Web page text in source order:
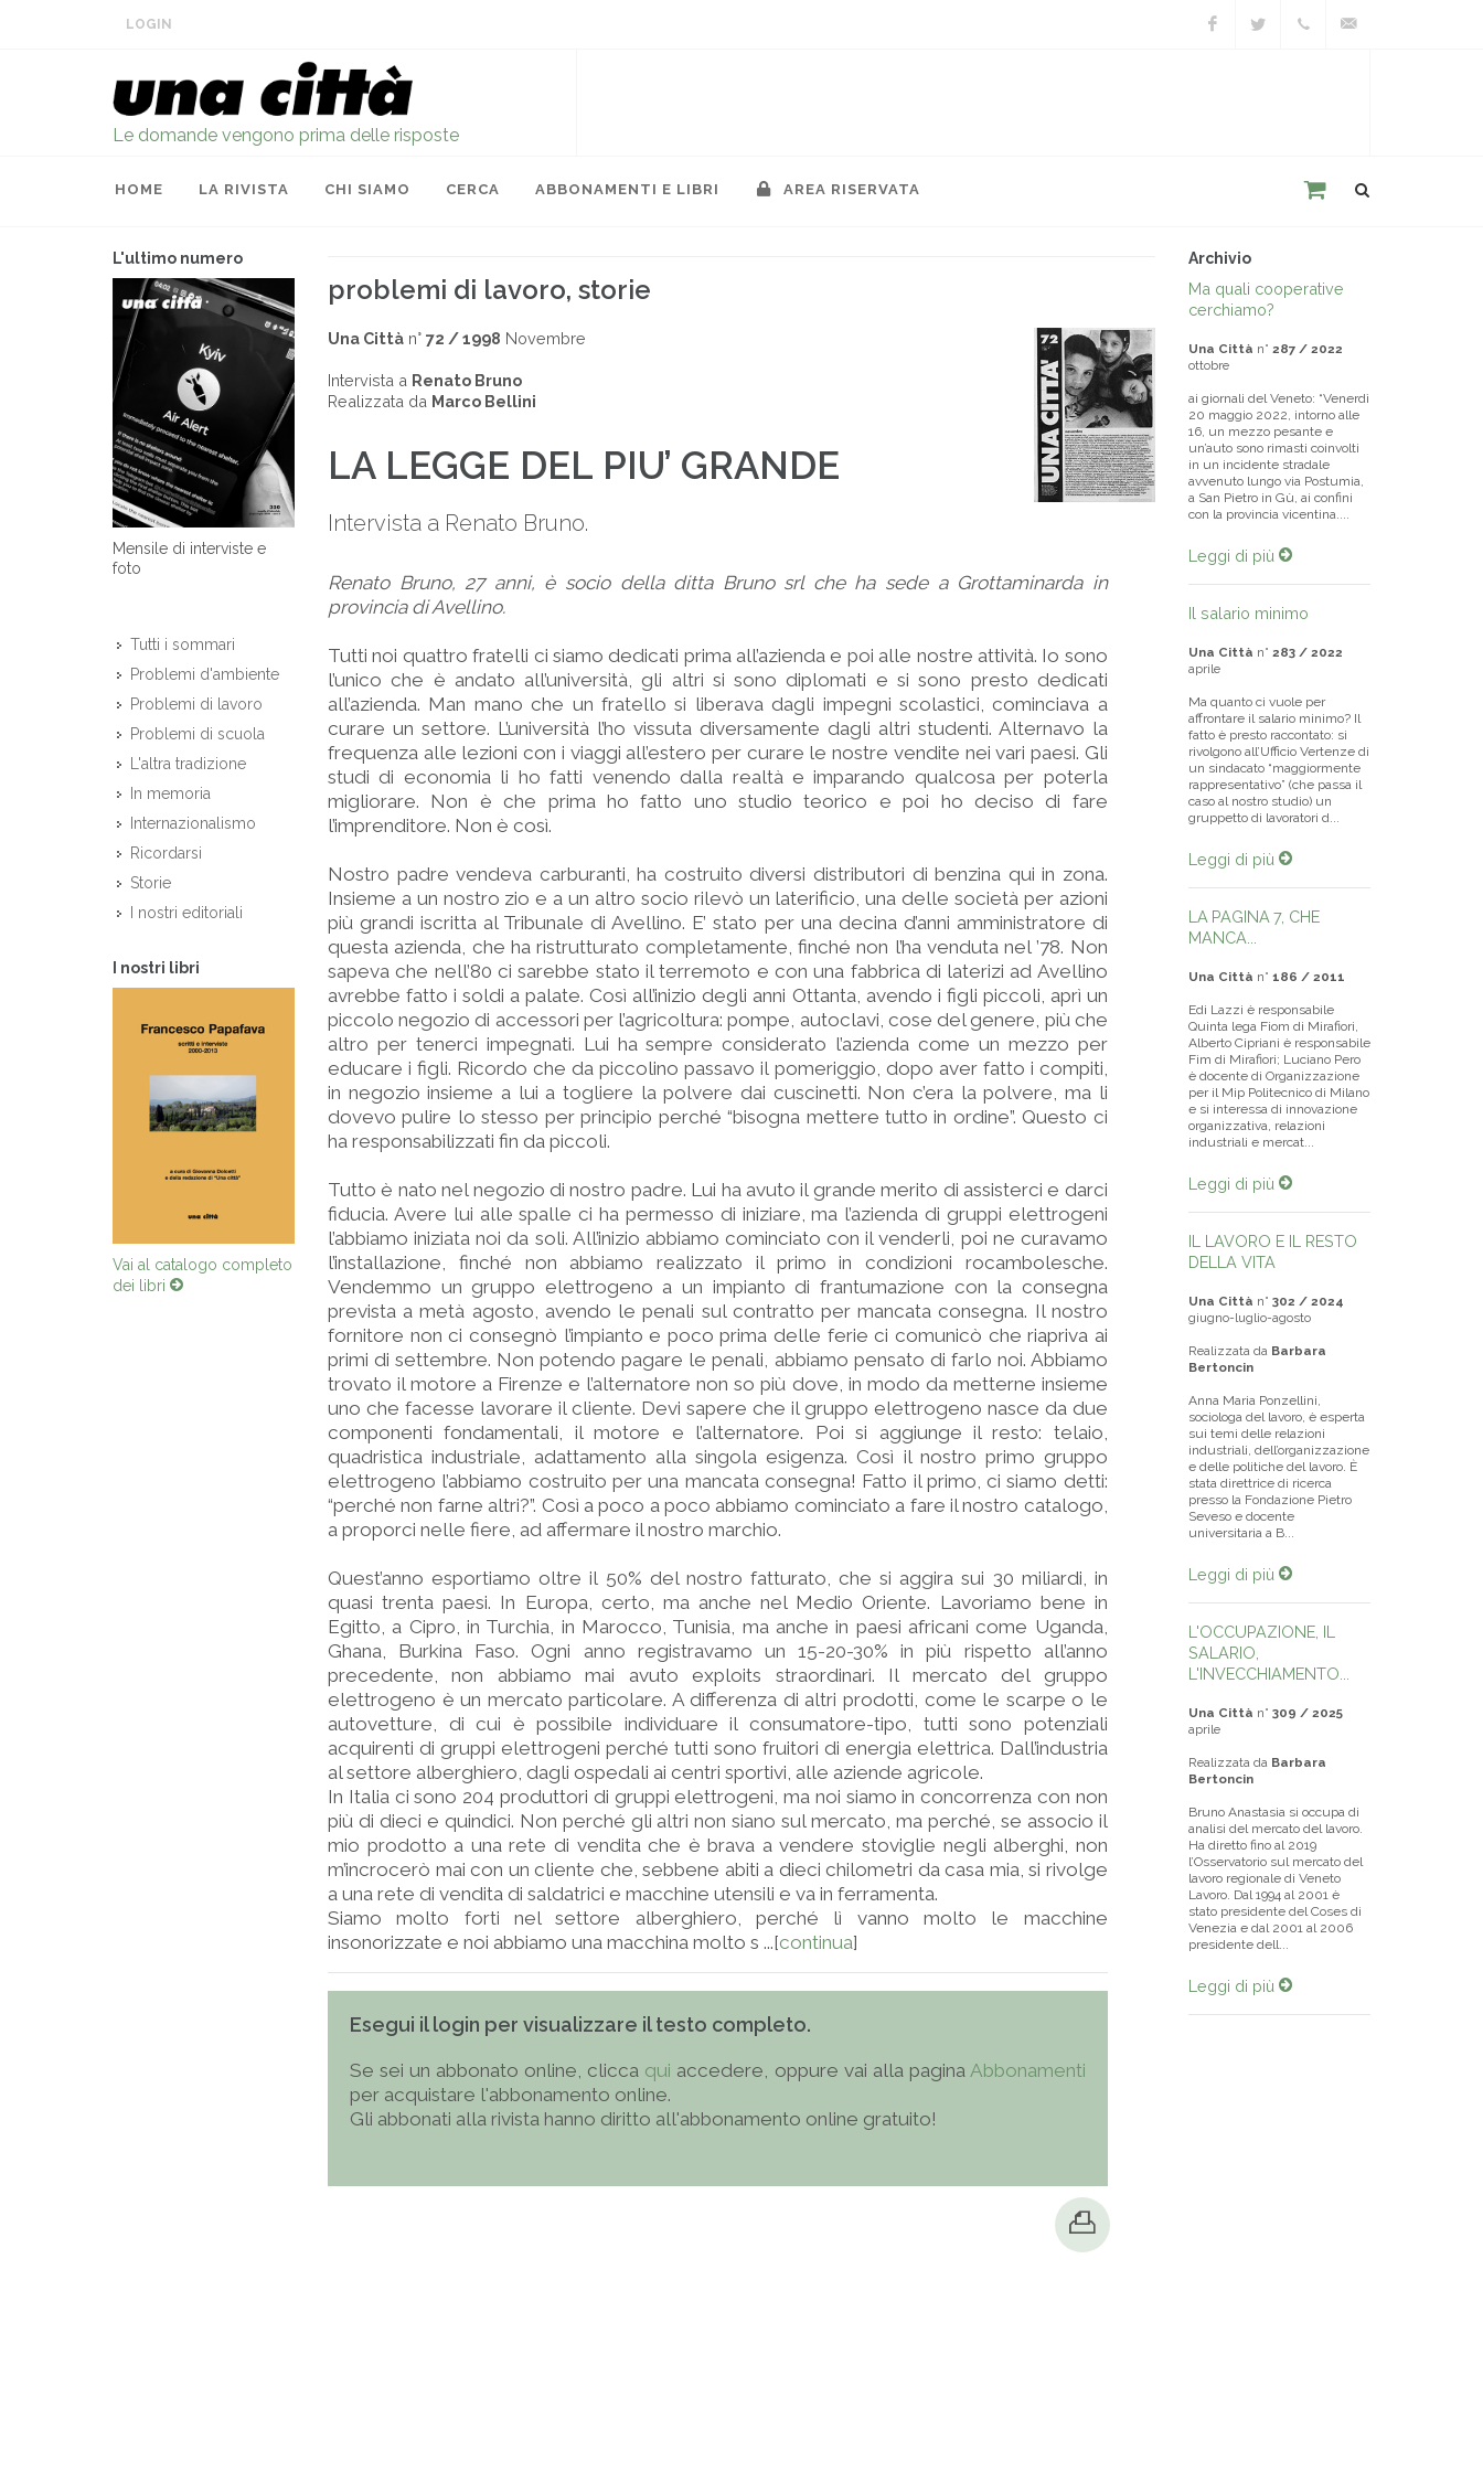
LOGIN
Le domande vengono prima delle risposte
HOME LA RIVISTA CHI SIAMO CERCA ABBONAMENTI E LIBRI AREA RISERVATA
L'ultimo numero
Mensile di interviste e
foto
Tutti i sommari
Problemi d'ambiente
Problemi di lavoro
Problemi di scuola
L'altra tradizione
In memoria
Internazionalismo
Ricordarsi
Storie
I nostri editoriali
I nostri libri
Vai al catalogo completo
dei libri
problemi di lavoro, storie
Una Città n° 72 / 1998 Novembre
Intervista a Renato Bruno
Realizzata da Marco Bellini
LA LEGGE DEL PIU’ GRANDE
Intervista a Renato Bruno.
Renato Bruno, 27 anni, è socio della ditta Bruno srl che ha sede a Grottaminarda in
provincia di Avellino.
Tutti noi quattro fratelli ci siamo dedicati prima all’azienda e poi alle nostre attività. Io sono
l’unico che è andato all’università, gli altri si sono diplomati e si sono presto dedicati
all’azienda. Man mano che un fratello si liberava dagli impegni scolastici, cominciava a
curare un settore. L’università l’ho vissuta diversamente dagli altri studenti. Alternavo la
frequenza alle lezioni con i viaggi all’estero per curare le nostre vendite nei vari paesi. Gli
studi di economia li ho fatti venendo dalla realtà e imparando qualcosa per poterla
migliorare. Non è che prima ho fatto uno studio teorico e poi ho deciso di fare
l’imprenditore. Non è così.
Nostro padre vendeva carburanti, ha costruito diversi distributori di benzina qui in zona.
Insieme a un nostro zio e a un altro socio rilevò un laterificio, una delle società per azioni
più grandi iscritta al Tribunale di Avellino. E’ stato per una decina d’anni amministratore di
questa azienda, che ha ristrutturato completamente, finché non l’ha venduta nel ’78. Non
sapeva che nell’80 ci sarebbe stato il terremoto e con una fabbrica di laterizi ad Avellino
avrebbe fatto i soldi a palate. Così all’inizio degli anni Ottanta, avendo i figli piccoli, aprì un
piccolo negozio di accessori per l’agricoltura: pompe, autoclavi, cose del genere, più che
altro per tenerci impegnati. Lui ha sempre considerato l’azienda come un mezzo per
educare i figli. Ricordo che da piccolino passavo il pomeriggio, dopo aver fatto i compiti,
in negozio insieme a lui a togliere la polvere dai cuscinetti. Non c’era la polvere, ma li
dovevo pulire lo stesso per principio perché “bisogna mettere tutto in ordine”. Questo ci
ha responsabilizzati fin da piccoli.
Tutto è nato nel negozio di nostro padre. Lui ha avuto il grande merito di assisterci e darci
fiducia. Avere lui alle spalle ci ha permesso di iniziare, ma l’azienda di gruppi elettrogeni
l’abbiamo iniziata noi da soli. All’inizio abbiamo cominciato con il venderli, poi ne curavamo
l’installazione, finché non abbiamo realizzato il primo in condizioni rocambolesche.
Vendemmo un gruppo elettrogeno a un impianto di frantumazione con la consegna
prevista a metà agosto, avendo le penali sul contratto per mancata consegna. Il nostro
fornitore non ci consegnò l’impianto e poco prima delle ferie ci comunicò che riapriva ai
primi di settembre. Non potendo pagare le penali, abbiamo pensato di farlo noi. Abbiamo
trovato il motore a Firenze e l’alternatore non so più dove, in modo da metterne insieme
uno che facesse lavorare il cliente. Devi sapere che il gruppo elettrogeno nasce da due
componenti fondamentali, il motore e l’alternatore. Poi si aggiunge il resto: telaio,
quadristica industriale, adattamento alla singola esigenza. Così il nostro primo gruppo
elettrogeno l’abbiamo costruito per una mancata consegna! Fatto il primo, ci siamo detti:
“perché non farne altri?”. Così a poco a poco abbiamo cominciato a fare il nostro catalogo,
a proporci nelle fiere, ad affermare il nostro marchio.
Quest’anno esportiamo oltre il 50% del nostro fatturato, che si aggira sui 30 miliardi, in
quasi trenta paesi. In Europa, certo, ma anche nel Medio Oriente. Lavoriamo bene in
Egitto, a Cipro, in Turchia, in Marocco, Tunisia, ma anche in paesi africani come Uganda,
Ghana, Burkina Faso. Ogni anno registravamo un 15-20-30% in più rispetto all’anno
precedente, non abbiamo mai avuto exploits straordinari. Il mercato del gruppo
elettrogeno è un mercato particolare. A differenza di altri prodotti, come le scarpe o le
autovetture, di cui è possibile individuare il consumatore-tipo, tutti sono potenziali
acquirenti di gruppi elettrogeni perché tutti sono fruitori di energia elettrica. Dall’industria
al settore alberghiero, dagli ospedali ai centri sportivi, alle aziende agricole.
In Italia ci sono 204 produttori di gruppi elettrogeni, ma noi siamo in concorrenza con non
più di dieci e quindici. Non perché gli altri non siano sul mercato, ma perché, se associo il
mio prodotto a una rete di vendita che è brava a vendere stoviglie negli alberghi, non
m’incrocerò mai con un cliente che, sebbene abiti a dieci chilometri da casa mia, si rivolge
a una rete di vendita di saldatrici e macchine utensili e va in ferramenta.
Siamo molto forti nel settore alberghiero, perché lì vanno molto le macchine
insonorizzate e noi abbiamo una macchina molto s ...[continua]
Esegui il login per visualizzare il testo completo.
Se sei un abbonato online, clicca qui accedere, oppure vai alla pagina Abbonamenti
per acquistare l'abbonamento online.
Gli abbonati alla rivista hanno diritto all'abbonamento online gratuito!
Archivio
Ma quali cooperative
cerchiamo?
Una Città n° 287 / 2022
ottobre
ai giornali del Veneto: “Venerdì
20 maggio 2022, intorno alle
16, un mezzo pesante e
un’auto sono rimasti coinvolti
in un incidente stradale
avvenuto lungo via Postumia,
a San Pietro in Gù, ai confini
con la provincia vicentina....
Leggi di più
Il salario minimo
Una Città n° 283 / 2022
aprile
Ma quanto ci vuole per
affrontare il salario minimo? Il
fatto è presto raccontato: si
rivolgono all’Ufficio Vertenze di
un sindacato “maggiormente
rappresentativo” (che passa il
caso al nostro studio) un
gruppetto di lavoratori d...
Leggi di più
LA PAGINA 7, CHE
MANCA...
Una Città n° 186 / 2011
Edi Lazzi è responsabile
Quinta lega Fiom di Mirafiori,
Alberto Cipriani è responsabile
Fim di Mirafiori; Luciano Pero
è docente di Organizzazione
per il Mip Politecnico di Milano
e si interessa di innovazione
organizzativa, relazioni
industriali e mercat...
Leggi di più
IL LAVORO E IL RESTO
DELLA VITA
Una Città n° 302 / 2024
giugno-luglio-agosto
Realizzata da Barbara
Bertoncin
Anna Maria Ponzellini,
sociologa del lavoro, è esperta
sui temi delle relazioni
industriali, dell’organizzazione
e delle politiche del lavoro. È
stata direttrice di ricerca
presso la Fondazione Pietro
Seveso e docente
universitaria a B...
Leggi di più
L'OCCUPAZIONE, IL
SALARIO,
L'INVECCHIAMENTO...
Una Città n° 309 / 2025
aprile
Realizzata da Barbara
Bertoncin
Bruno Anastasia si occupa di
analisi del mercato del lavoro.
Ha diretto fino al 2019
l’Osservatorio sul mercato del
lavoro regionale di Veneto
Lavoro. Dal 1994 al 2001 è
stato presidente del Coses di
Venezia e dal 2001 al 2006
presidente dell...
Leggi di più